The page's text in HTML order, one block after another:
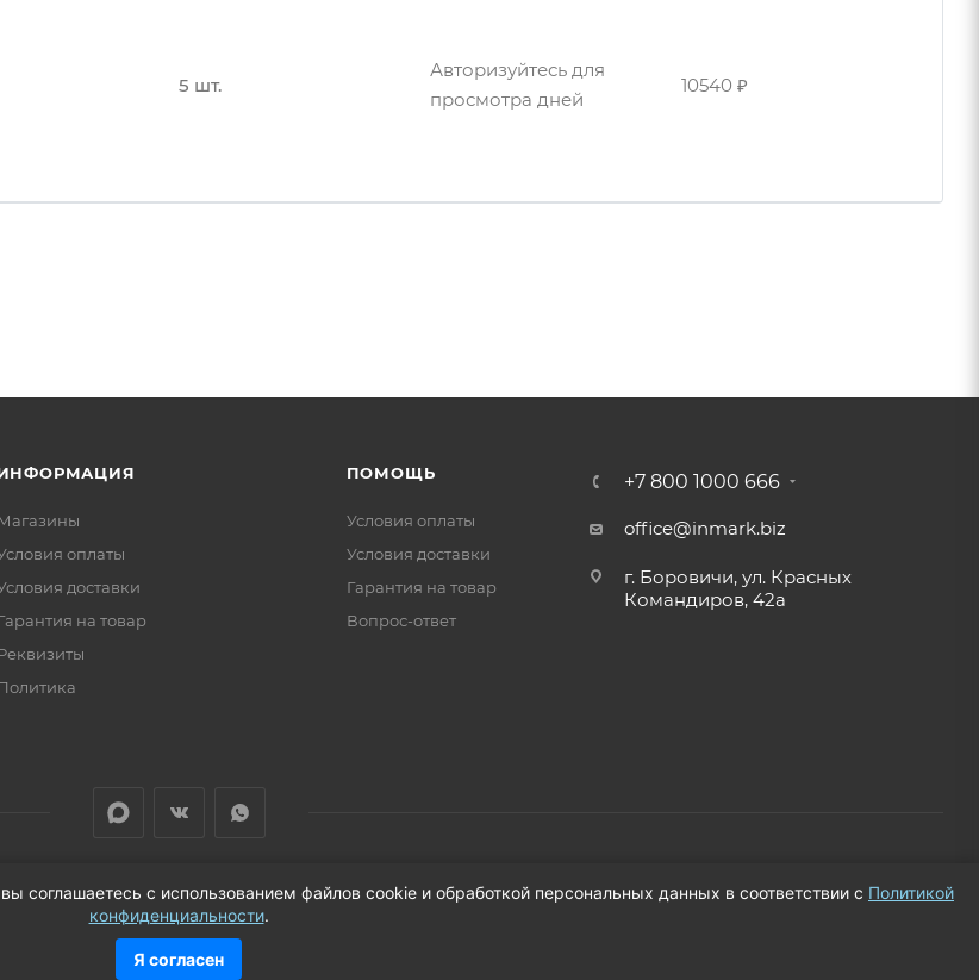
5 шт.
Авторизуйтесь для
просмотра дней
10540 ₽
Авторизуйтесь для
17070 ₽
Авторизуйтесь для
22930 ₽
оплаты
доставки
на товар
ПОМОЩЬ
Условия оплаты
Условия доставки
Гарантия на товар
Вопрос-ответ
+7 800 1000 666
office@inmark.biz
г. Боровичи, ул. Красных
Командиров, 42а
соглашаетесь с использованием файлов cookie и обработкой персональных данных в соответствии с Политикой
конфиденциальности.
Я согласен